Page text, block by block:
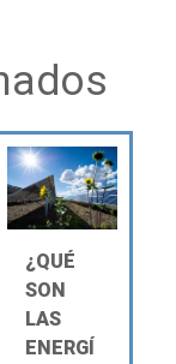
¿QUÉ
SON
LAS
ENERGÍ